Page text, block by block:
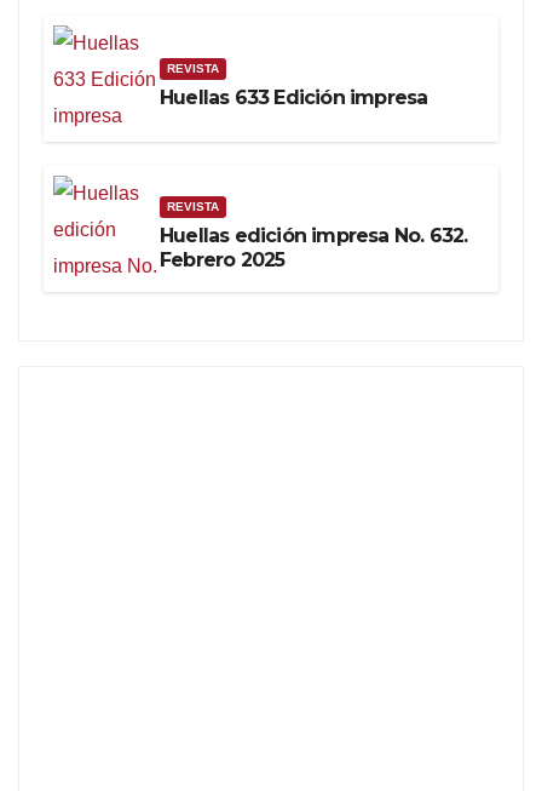
REVISTA
Huellas 633 Edición impresa
REVISTA
Huellas edición impresa No. 632.
Febrero 2025